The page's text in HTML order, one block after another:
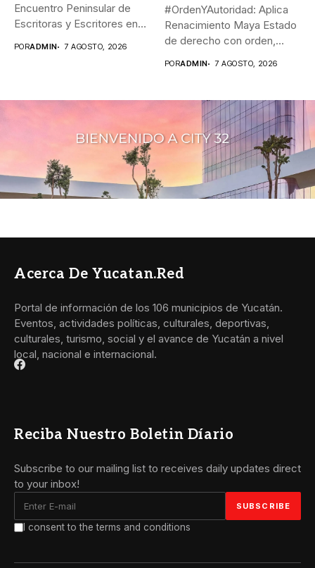
Encuentro Peninsular de
Escritoras y Escritores en
PORADMIN 7 AGOSTO, 2026
#OrdenYAutoridad: Aplica
Renacimiento Maya Estado
de derecho con orden,
PORADMIN 7 AGOSTO, 2026
Acerca De Yucatan.red
Portal de información de los 106 municipios de Yucatán.
Eventos, actividades políticas, culturales, deportivas,
culturales, turismo, social y el avance de Yucatán a nivel
local, nacional e internacional.
Reciba Nuestro Boletin Díario
Subscribe to our mailing list to receives daily updates direct
to your inbox!
I consent to the terms and conditions